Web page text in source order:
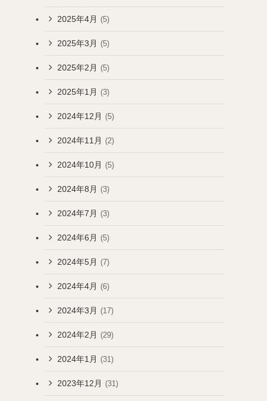
2025年4月 (5)
2025年3月 (5)
2025年2月 (5)
2025年1月 (3)
2024年12月 (5)
2024年11月 (2)
2024年10月 (5)
2024年8月 (3)
2024年7月 (3)
2024年6月 (5)
2024年5月 (7)
2024年4月 (6)
2024年3月 (17)
2024年2月 (29)
2024年1月 (31)
2023年12月 (31)